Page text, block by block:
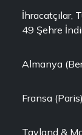
İhracatçılar,
49 Şehre
Almanya
Fransa
Tayland &